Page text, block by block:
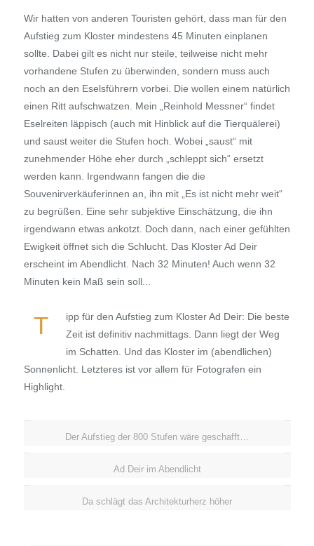
Wir hatten von anderen Touristen gehört, dass man für den
Aufstieg zum Kloster mindestens 45 Minuten einplanen
sollte. Dabei gilt es nicht nur steile, teilweise nicht mehr
vorhandene Stufen zu überwinden, sondern muss auch
noch an den Eselsführern vorbei. Die wollen einem natürlich
einen Ritt aufschwatzen. Mein „Reinhold Messner“ findet
Eselreiten läppisch (auch mit Hinblick auf die Tierquälerei)
und saust weiter die Stufen hoch. Wobei „saust“ mit
zunehmender Höhe eher durch „schleppt sich“ ersetzt
werden kann. Irgendwann fangen die die
Souvenirverkäuferinnen an, ihn mit „Es ist nicht mehr weit“
zu begrüßen. Eine sehr subjektive Einschätzung, die ihn
irgendwann etwas ankotzt. Doch dann, nach einer gefühlten
Ewigkeit öffnet sich die Schlucht. Das Kloster Ad Deir
erscheint im Abendlicht. Nach 32 Minuten! Auch wenn 32
Minuten kein Maß sein soll...
T
ipp für den Aufstieg zum Kloster Ad Deir: Die beste
Zeit ist definitiv nachmittags. Dann liegt der Weg
im Schatten. Und das Kloster im (abendlichen)
Sonnenlicht. Letzteres ist vor allem für Fotografen ein
Highlight.
Der Aufstieg der 800 Stufen wäre geschafft…
Ad Deir im Abendlicht
Da schlägt das Architekturherz höher